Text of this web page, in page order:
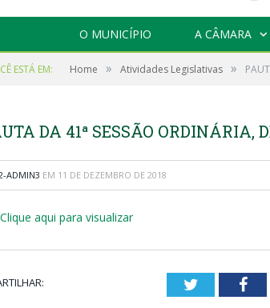
O MUNICÍPIO A CÂMARA
ESTÁ EM: Home » Atividades Legislativas »
DA 41ª SESSÃO ORDINÁRIA,
ADMIN3 EM 11 DE DEZEMBRO DE 2018
Clique aqui para visualizar
Twitter